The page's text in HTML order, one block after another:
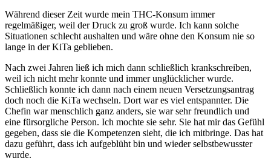
Während dieser Zeit wurde mein THC-Konsum immer
regelmäßiger, weil der Druck zu groß wurde. Ich kann solche
Situationen schlecht aushalten und wäre ohne den Konsum nie so
lange in der KiTa geblieben.
Nach zwei Jahren ließ ich mich dann schließlich krankschreiben,
weil ich nicht mehr konnte und immer unglücklicher wurde.
Schließlich konnte ich dann nach einem neuen Versetzungsantrag
doch noch die KiTa wechseln. Dort war es viel entspannter. Die
Chefin war menschlich ganz anders, sie war sehr freundlich und
eine fürsorgliche Person. Ich mochte sie sehr. Sie hat mir das Gefühl
gegeben, dass sie die Kompetenzen sieht, die ich mitbringe. Das hat
dazu geführt, dass ich aufgeblüht bin und wieder selbstbewusster
wurde.